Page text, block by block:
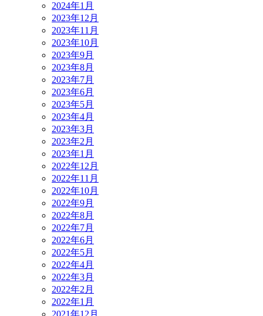
2024年1月
2023年12月
2023年11月
2023年10月
2023年9月
2023年8月
2023年7月
2023年6月
2023年5月
2023年4月
2023年3月
2023年2月
2023年1月
2022年12月
2022年11月
2022年10月
2022年9月
2022年8月
2022年7月
2022年6月
2022年5月
2022年4月
2022年3月
2022年2月
2022年1月